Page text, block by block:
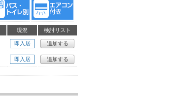
現況 検討リスト
即入居 追加する
即入居 追加する